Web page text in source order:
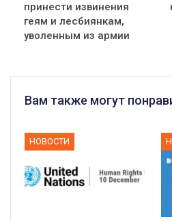
принести извинения
геям и лесбиянкам,
уволенным из армии
Вам также могут
НОВОСТИ